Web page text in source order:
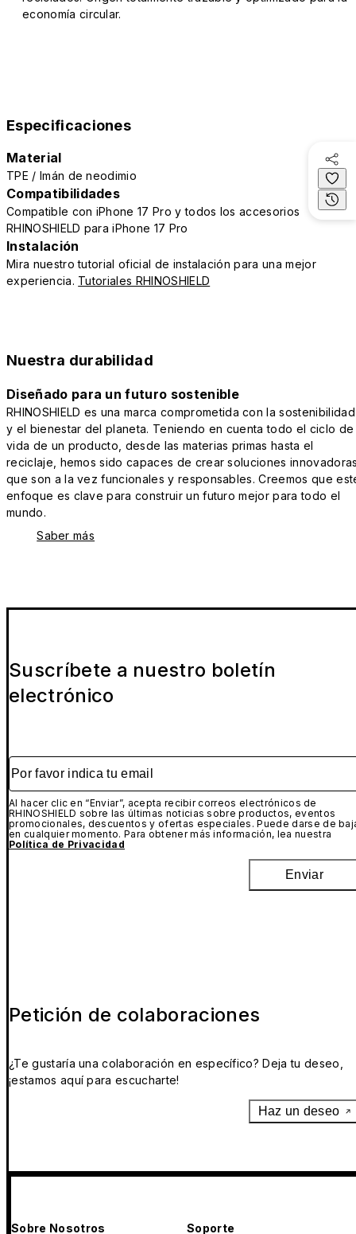
economía circular.
Especificaciones
Material
TPE / Imán de neodimio
Compatibilidades
Compatible con iPhone 17 Pro y todos los accesorios
RHINOSHIELD para iPhone 17 Pro
Instalación
Mira nuestro tutorial oficial de instalación para una mejor
experiencia. Tutoriales RHINOSHIELD
Nuestra durabilidad
Diseñado para un futuro sostenible
RHINOSHIELD es una marca comprometida con la sostenibilidad
y el bienestar del planeta. Teniendo en cuenta todo el ciclo de
vida de un producto, desde las materias primas hasta el
reciclaje, hemos sido capaces de crear soluciones
que son a la vez funcionales y responsables. Creemos que
enfoque es clave para construir un futuro mejor para todo el
mundo.
Saber más
Suscríbete a nuestro boletín
electrónico
Por favor indica tu email
Al hacer clic en “Enviar”, acepta recibir correos electrónicos de
RHINOSHIELD sobre las últimas noticias sobre productos, eventos
promocionales, descuentos y ofertas especiales. Puede darse de
en cualquier momento. Para obtener más información, lea nuestra
Política de Privacidad
Enviar
Petición de colaboraciones
¿Te gustaría una colaboración en específico? Deja tu deseo,
¡estamos aquí para escucharte!
Haz un deseo
Sobre Nosotros Soporte